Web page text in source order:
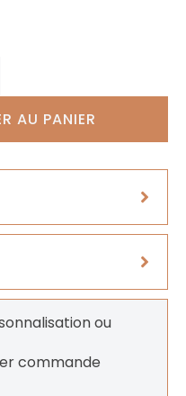
AU PANIER
ou
commande